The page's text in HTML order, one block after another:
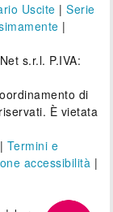
Uscite |Serie
|
s.r.l. P.IVA:
di
È vietata
| Termini e
accessibilità |